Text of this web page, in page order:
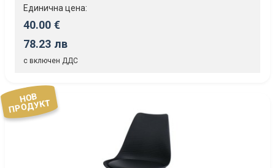
Единична цена:
40.00 €
78.23 лв
с включен ДДС
НОВ
ПРОДУКТ